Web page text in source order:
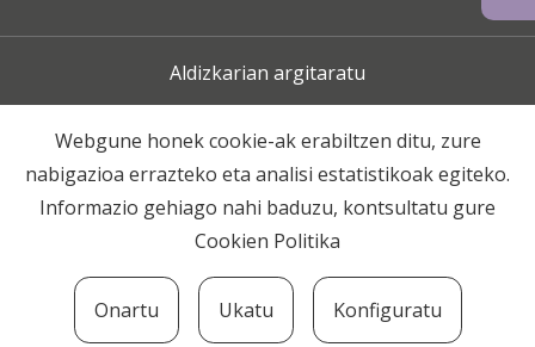
Aldizkarian argitaratu
Lege Oharra
Harpidetza
© 2020 Soziolinguistika Klusterra
Webgune honek cookie-ak erabiltzen ditu, zure
nabigazioa errazteko eta analisi estatistikoak egiteko.
Informazio gehiago nahi baduzu, kontsultatu gure
Cookien Politika
Onartu Ukatu Konfiguratu